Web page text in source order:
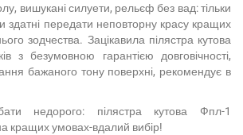
вишукані силуети, рельєф без вад: тільки
здатні передати неповторну красу кращих
зодчества. Зацікавила пілястра кутова
з безумовною гарантією довговічності,
бажаного тону поверхні, рекомендує в
недорого: пілястра кутова Фпл-1
кращих умовах-вдалий вибір!